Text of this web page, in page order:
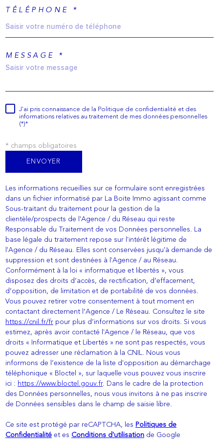
TÉLÉPHONE *
MESSAGE *
J'ai pris connaissance de la Politique de confidentialité et des
informations relatives au traitement de mes données personnelles
(*)*
* champs obligatoires
ENVOYER
Les informations recueillies sur ce formulaire sont enregistrées
dans un fichier informatisé par La Boite Immo agissant comme
Sous-traitant du traitement pour la gestion de la
clientèle/prospects de l'Agence / du Réseau qui reste
Responsable du Traitement de vos Données personnelles. La
base légale du traitement repose sur l'intérêt légitime de
l'Agence / du Réseau. Elles sont conservées jusqu'à demande de
suppression et sont destinées à l'Agence / au Réseau.
Conformément à la loi « informatique et libertés », vous
disposez des droits d’accès, de rectification, d’effacement,
d’opposition, de limitation et de portabilité de vos données.
Vous pouvez retirer votre consentement à tout moment en
contactant directement l’Agence / Le Réseau. Consultez le site
https://cnil.fr/fr pour plus d’informations sur vos droits. Si vous
estimez, après avoir contacté l'Agence / le Réseau, que vos
droits « Informatique et Libertés » ne sont pas respectés, vous
pouvez adresser une réclamation à la CNIL. Nous vous
informons de l’existence de la liste d'opposition au démarchage
téléphonique « Bloctel », sur laquelle vous pouvez vous inscrire
ici : https://www.bloctel.gouv.fr. Dans le cadre de la protection
des Données personnelles, nous vous invitons à ne pas inscrire
de Données sensibles dans le champ de saisie libre.
Ce site est protégé par reCAPTCHA, les Politiques de
Confidentialité et es Conditions d'utilisation de Google